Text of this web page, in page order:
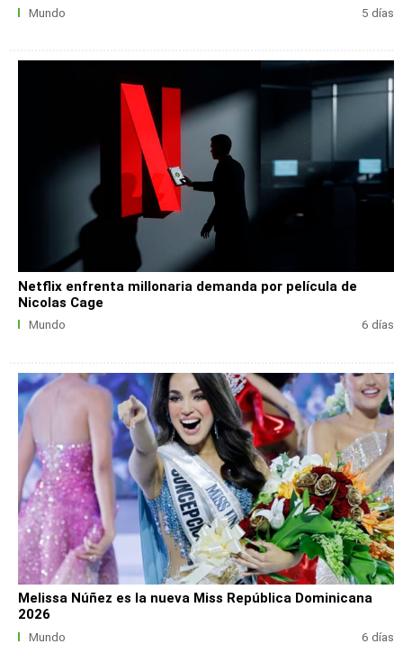
Mundo 5 días
Netflix enfrenta millonaria demanda por película de
Nicolas Cage
Mundo 6 días
Melissa Núñez es la nueva Miss República Dominicana
2026
Mundo 6 días